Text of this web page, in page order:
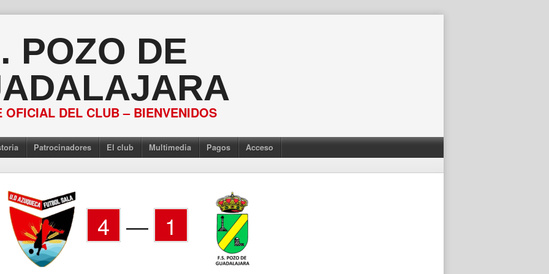
POZO DE
OFICIAL DEL CLUB – BIENVENIDOS
Patrocinadores El club Multimedia Pagos Acceso
4 — 1